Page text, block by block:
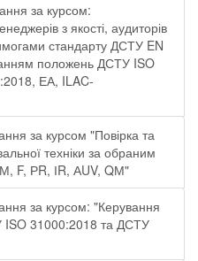
за курсом:
з якості, аудиторів
стандарту ДСТУ EN
положень ДСТУ ISO
ЕА, ILAC-
за курсом "Повірка та
техніки за обраним
F, РR, ІR, АUV, QМ"
за курсом: "Керування
ISO 31000:2018 та ДСТУ